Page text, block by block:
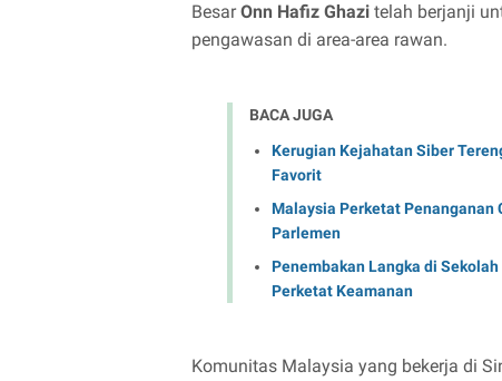
BesarOnn Hafiz Ghazi telah berjanji
pengawasan di area-area rawan.
BACA JUGA
Kerugian Kejahatan Siber
Favorit
Malaysia Perketat Penanganan
Parlemen
Penembakan Langka di
Perketat Keamanan
Komunitas Malaysia yang bekerja di